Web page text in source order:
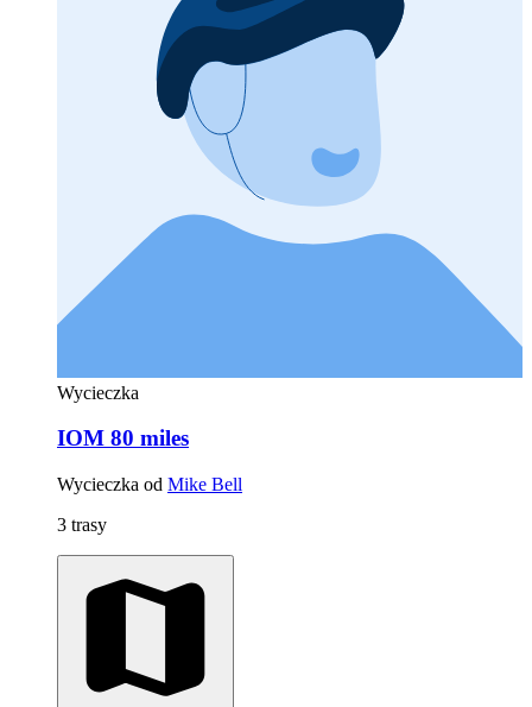
Wycieczka
IOM 80 miles
Wycieczka od Mike Bell
3 trasy